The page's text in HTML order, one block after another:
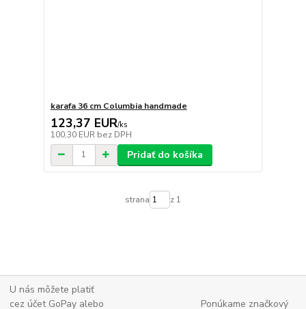
karafa 36 cm Columbia handmade
123,37 EUR/ks
100,30 EUR bez DPH
Pridať do košíka
strana z 1
U nás môžete platiť
cez účet GoPay alebo
Ponúkame značkový